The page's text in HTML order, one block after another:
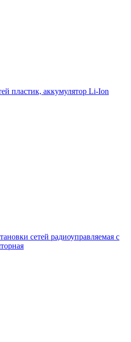
пластик, аккумулятор Li-Ion
сетей радиоуправляемая с